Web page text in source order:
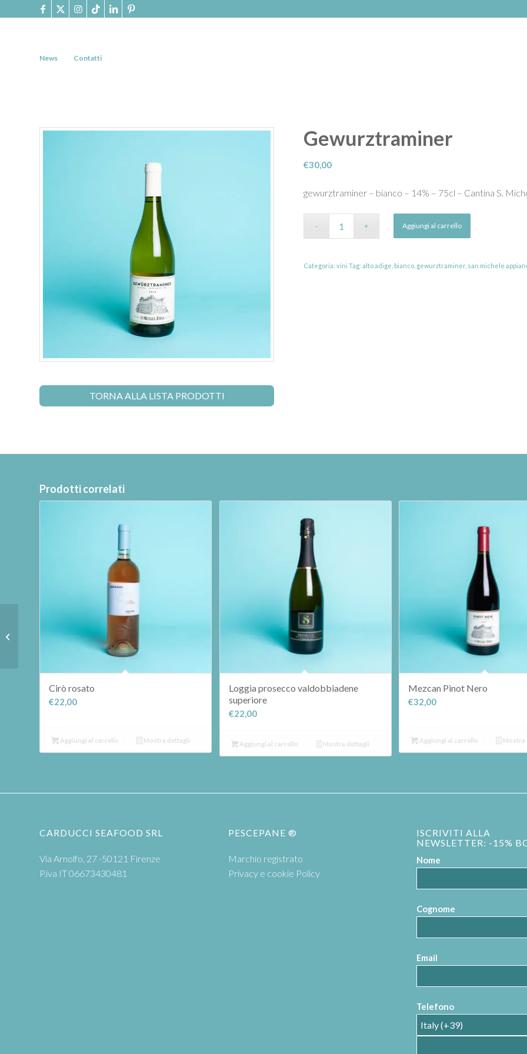
News Contatti
TORNA ALLA LISTA PRODOTTI
Gewurztraminer
€30,00
gewurztraminer – bianco – 14% – 75cl – Cantina S.
Aggiungi al carrello
Categoria:vini Tag:alto adige bianco gewurztraminer, san michele
Prodotti correlati
Cirò rosato
€22,00
Aggiungi al carrello Mostra dettagli
Loggia prosecco valdobbiadene
superiore
€22,00
Aggiungi al carrello Mostra dettagli
Mezcan Pinot Nero
€32,00
Aggiungi al carrello Mostra
CARDUCCI SEAFOOD SRL
Via Arnolfo, 27 -50121 Firenze
P.iva IT 06673430481
PESCEPANE ®
Marchio registrato
Privacy e cookie Policy
ISCRIVITI ALLA
NEWSLETTER: -15%
Nome
Cognome
Email
Telefono